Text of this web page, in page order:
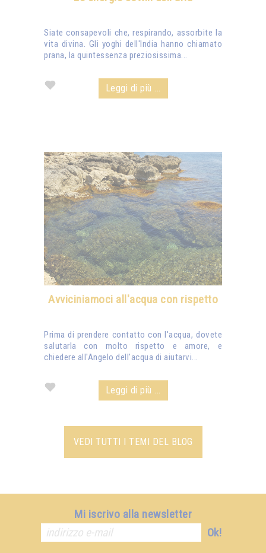
Siate consapevoli che, respirando, assorbite la
vita divina. Gli yoghi dell'India hanno chiamato
prana, la quintessenza preziosissima...
Leggi di più ...
Avviciniamoci all'acqua con rispetto
Prima di prendere contatto con l'acqua, dovete
salutarla con molto rispetto e amore, e
chiedere all'Angelo dell'acqua di aiutarvi...
Leggi di più ...
VEDI TUTTI I TEMI DEL BLOG
Mi iscrivo alla newsletter
Ok!